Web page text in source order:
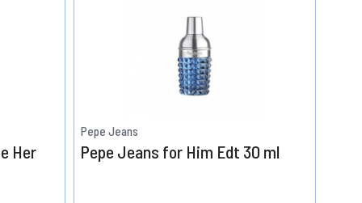
Her
Pepe Jeans
Pepe Jeans for Him Edt 30 ml